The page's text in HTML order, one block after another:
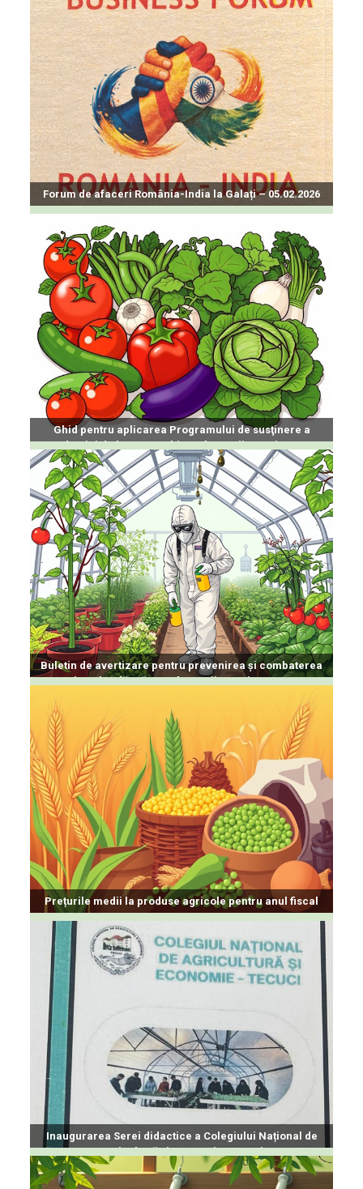
Forum de afaceri România-India la Galați – 05.02.2026
Ghid pentru aplicarea Programului de susţinere a
producţiei de legume cultivate în spaţii protejate 2026
Buletin de avertizare pentru prevenirea și combaterea
organismelor dăunătoare în spații protejate 23.01.2026
Prețurile medii la produse agricole pentru anul fiscal
2026
Inaugurarea Serei didactice a Colegiului Național de
Agricultură și Economie, Tecuci